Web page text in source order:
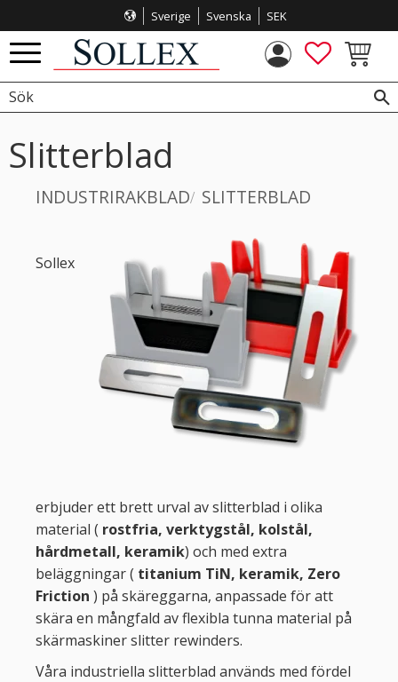
Meny
Sverige Svenska SEK
FAVORITER
Slitterblad
INDUSTRIRAKBLAD SLITTERBLAD
Sollex
erbjuder ett brett urval av slitterblad i olika
material ( rostfria, verktygstål, kolstål,
hårdmetall, keramik) och med extra
beläggningar ( titanium TiN, keramik, Zero
Friction ) på skäreggarna, anpassade för att
skära en mångfald av flexibla tunna material på
skärmaskiner slitter rewinders.
Våra industriella slitterblad används med fördel